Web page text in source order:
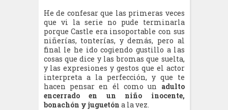
He de confesar que las primeras veces
que vi la serie no pude terminarla
porque Castle era insoportable con sus
niñerías, tonterías, y demás, pero al
final le he ido cogiendo gustillo a las
cosas que dice y las bromas que suelta,
y las expresiones y gestos que el actor
interpreta a la perfección, y que te
hacen pensar en él como un adulto
encerrado en un niño inocente,
bonachón y juguetón a la vez.